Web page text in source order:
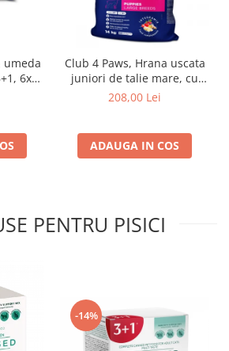
umeda
6x80
Club 4 Paws, Hrana uscata
juniori de talie mare, cu
pui, 14kg
208,00 Lei
ADAUGA IN COS
PENTRU PISICI
-14%